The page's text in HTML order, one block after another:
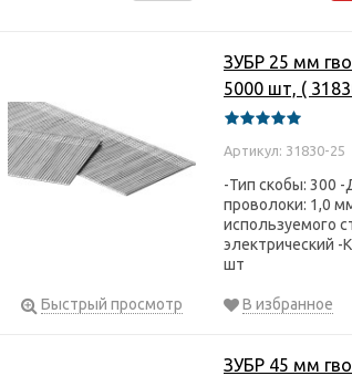
ЗУБР 25 мм
5000 шт, (
Артикул: 31830-25
-Тип скобы: 300
проволоки: 1,0
используемого
электрический -
шт
Быстрый просмотр В избранное
ЗУБР 45 мм